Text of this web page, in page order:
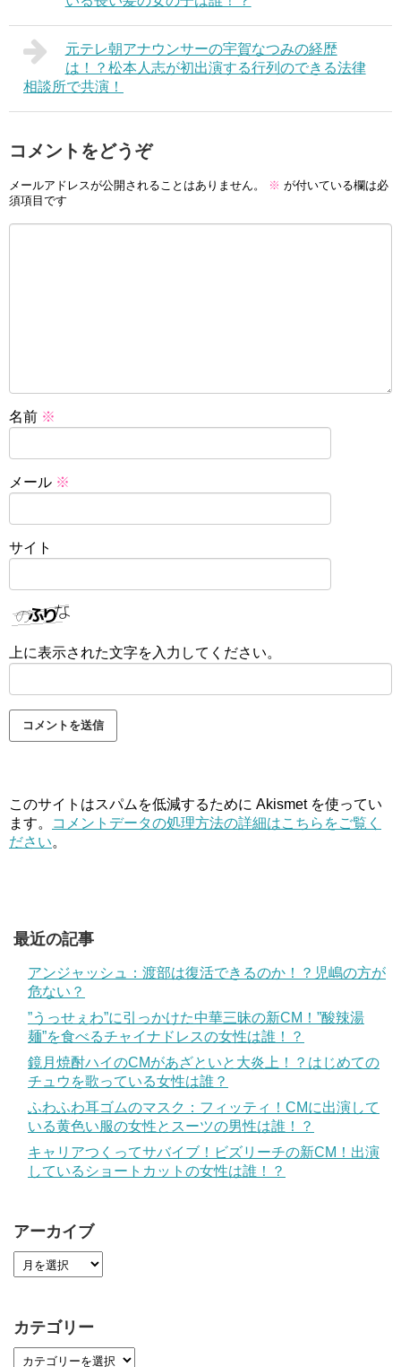
元テレ朝アナウンサーの宇賀なつみの経歴
は！？松本人志が初出演する行列のできる法律
相談所で共演！
コメントをどうぞ
メールアドレスが公開されることはありません。 ※ が付いている欄は必
須項目です
名前 ※
メール ※
サイト
上に表示された文字を入力してください。
このサイトはスパムを低減するために Akismet を使ってい
ます。
コメントデータの処理方法の詳細はこちらをご覧く
ださい。
最近の記事
アンジャッシュ：渡部は復活できるのか！？児嶋の方が
危ない？
”うっせぇわ”に引っかけた中華三昧の新CM！”酸辣湯
麺”を食べるチャイナドレスの女性は誰！？
鏡月焼酎ハイのCMがあざといと大炎上！？はじめての
チュウを歌っている女性は誰？
ふわふわ耳ゴムのマスク：フィッティ！CMに出演して
いる黄色い服の女性とスーツの男性は誰！？
キャリアつくってサバイブ！ビズリーチの新CM！出演
しているショートカットの女性は誰！？
アーカイブ
カテゴリー